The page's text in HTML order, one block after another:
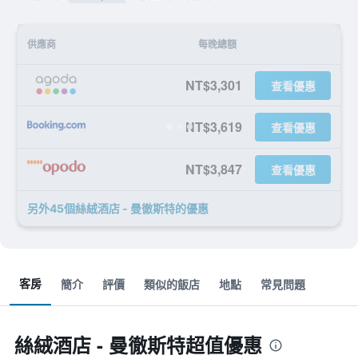
供應商 每晚總額
NT$3,301 查看優惠
NT$3,619 查看優惠
NT$3,847 查看優惠
另外45個絲絨酒店 - 曼徹斯特​的優惠
客房 簡介 評價 類似的飯店 地點 常見問題
絲絨酒店 - 曼徹斯特超值優惠